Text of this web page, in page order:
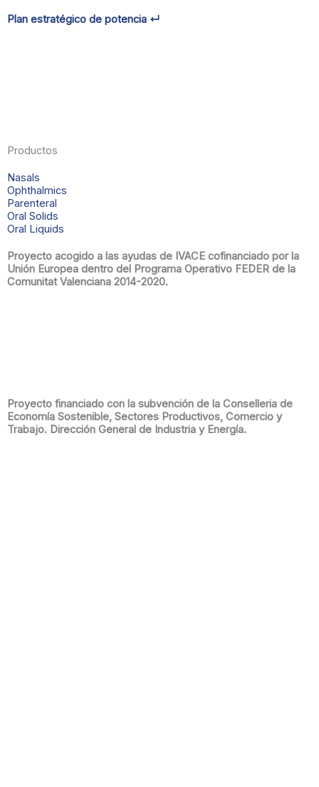
Plan estratégico de potencia ↵
Productos
Nasals
Ophthalmics
Parenteral
Oral Solids
Oral Liquids
Proyecto acogido a las ayudas de IVACE cofinanciado por la
Unión Europea dentro del Programa Operativo FEDER de la
Comunitat Valenciana 2014-2020.
Proyecto financiado con la subvención de la Conselleria de
Economía Sostenible, Sectores Productivos, Comercio y
Trabajo. Dirección General de Industria y Energía.